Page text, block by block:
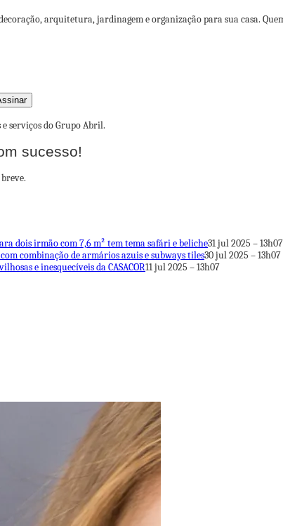
arquitetura, jardinagem e organização para sua casa.
serviços do Grupo Abril.
sucesso!
dois irmão com 7,6 m² tem tema safári e beliche31 jul 2025 – 13h07
combinação de armários azuis e subways tiles30 jul 2025 – 13h07
e inesquecíveis da CASACOR11 jul 2025 – 13h07